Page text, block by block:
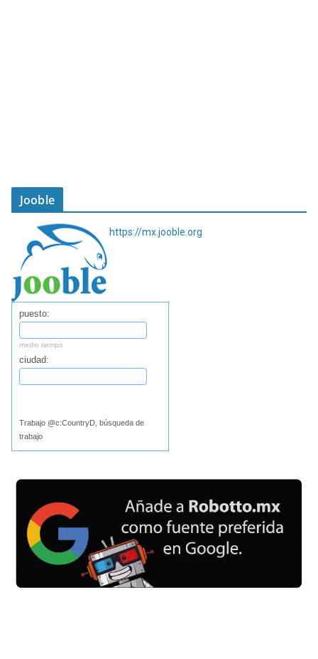
Jooble
https://mx.jooble.org
puesto:
medio tiempo
ciudad:
Trabajo @c:CountryD, búsqueda de
trabajo